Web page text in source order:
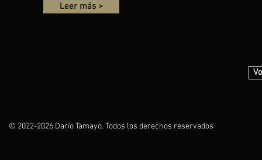
Leer más >
© 2022-2026 Darío Tamayo. Todos los derechos reservados